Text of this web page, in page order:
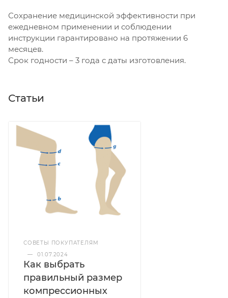
Сохранение медицинской эффективности при
ежедневном применении и соблюдении
инструкции гарантировано на протяжении 6
месяцев.
Срок годности – 3 года с даты изготовления.
Статьи
СОВЕТЫ ПОКУПАТЕЛЯМ
—
01.07.2024
Как выбрать
правильный размер
компрессионных